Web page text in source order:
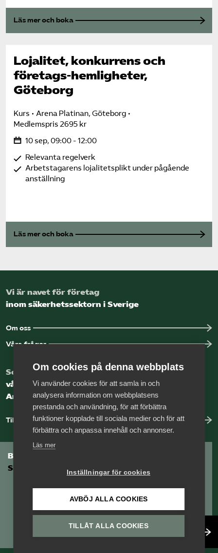
Läs mer och boka
Lojalitet, konkurrens och
företags-hemligheter,
Göteborg
Kurs
Arena Platinan, Göteborg
Medlemspris 2695 kr
10 sep, 09:00 - 12:00
Relevanta regelverk
Arbetstagarens lojalitetsplikt under pågående
anställning
Läs mer och boka
Vi är navet för företag
inom säkerhetssektorn i Sverige
Om oss
Våra frågor
Som medlem har du tillgång till
vår digitala kunskapsbank
Arbetsgivarguiden
Till Arbetsgivarguiden
Bli medlem i
Säkerhetsföretagen
Om cookies på denna webbplats
Vi använder cookies för att samla in och
analysera information om webbplatsens
prestanda och användning, för att förbättra
funktioner kopplade till sociala medier och för att
förbättra och anpassa innehåll och annonser.
Läs mer
Inställningar för cookies
AVBÖJ ALLA COOKIES
TILLÅT ALLA COOKIES